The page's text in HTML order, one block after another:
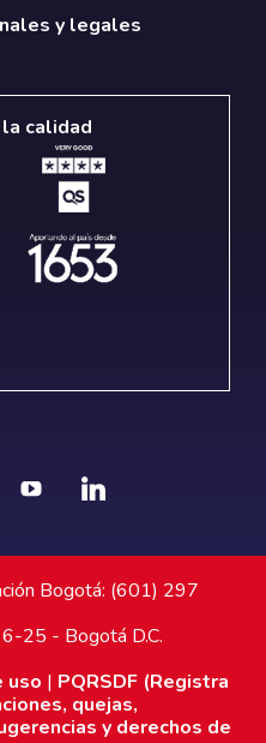
y legales
calidad
Bogotá: (601) 297
25 - Bogotá D.C.
uso | PQRSDF (Registra
quejas,
y derechos de